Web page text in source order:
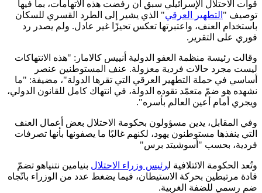
قوات الاحتلال الإسرائيلي سبق أن رفضت هذه الاتهامات، بما فيها
توصيف "التطهير العرقي" الذي يشير إلى الطرد القسري للسكان
باستخدام العنف، واعتبرتها تعكس تحيزًا غير عادل. ولم يصدر رد
فوري على التقرير.
وقالت رئيسة منظمة العفو الدولية أنييس كالامار: "هذه الانتهاكات
ليست مجرد حالات فردية معزولة. عنف المستوطنين عنصر
أساسي في حملة التطهير العرقي التي تقرها الدولة"، مضيفة: "ما
نشهده هو ضمّ متعمّد تقوده الدولة، في انتهاك كامل للقانون الدولي،
ويجري أمام أعين العالم بأسره".
وفي المقابل، يدين مسؤولون بحكومة الاحتلال بعض أعمال العنف
التي ينفذها مستوطنون يهود، لكنهم غالبًا ما يصفونها بأنها تصرفات
فردية، بحسب "أسوشيتد برس"
وتُعد الحكومة الائتلافية لرئيس وزراء الاحتلالبنيامين نتنياهو تضمّ
قادة مرتبطين بحركة الاستيطان، فيما يضغط عدد من الوزراء باتّجاه
ضم رسمي للضفة الغربية.